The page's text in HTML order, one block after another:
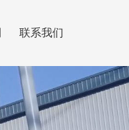
联系我们